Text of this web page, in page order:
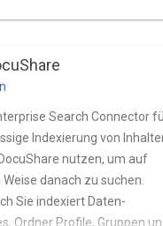
Search Connector
Indexierung von
nutzen, um auf
danach zu suchen.
Sie indexiert Daten-
Ordner Profile, Gruppen